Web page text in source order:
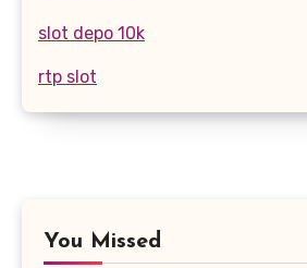
slot depo 10k
rtp slot
You Missed